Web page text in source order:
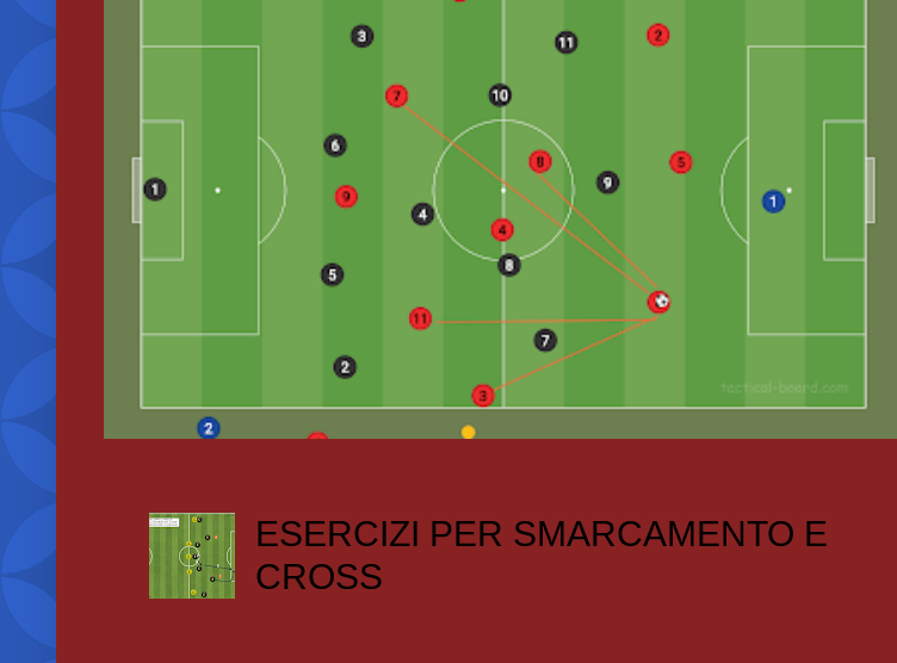
ESERCIZI PER SMARCAMENTO E
CROSS